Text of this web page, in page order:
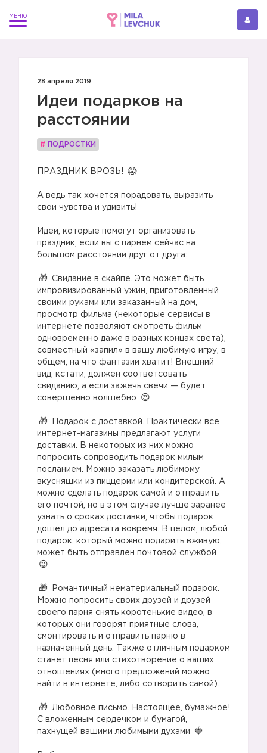
28 апреля 2019
Идеи подарков на
расстоянии
# ПОДРОСТКИ
ПРАЗДНИК ВРОЗЬ!
А ведь так хочется порадовать, выразить
свои чувства и удивить!
Идеи, которые помогут организовать
праздник, если вы с парнем сейчас на
большом расстоянии друг от друга:
Свидание в скайпе. Это может быть
импровизированный ужин, приготовленный
своими руками или заказанный на дом,
просмотр фильма (некоторые сервисы в
интернете позволяют смотреть фильм
одновременно даже в разных концах света),
совместный «запил» в вашу любимую игру, в
общем, на что фантазии хватит! Внешний
вид, кстати, должен соответсовать
свиданию, а если зажечь свечи — будет
совершенно волшебно
Подарок с доставкой. Практически все
интернет-магазины предлагают услуги
доставки. В некоторых из них можно
попросить сопроводить подарок милым
посланием. Можно заказать любимому
вкусняшки из пиццерии или кондитерской. А
можно сделать подарок самой и отправить
его почтой, но в этом случае лучше заранее
узнать о сроках доставки, чтобы подарок
дошёл до адресата вовремя. В целом, любой
подарок, который можно подарить вживую,
может быть отправлен почтовой службой
Романтичный нематериальный подарок.
Можно попросить своих друзей и друзей
своего парня снять коротенькие видео, в
которых они говорят приятные слова,
смонтировать и отправить парню в
назначенный день. Также отличным подарком
станет песня или стихотворение о ваших
отношениях (много предложений можно
найти в интернете, либо сотворить самой).
Любовное письмо. Настоящее, бумажное!
С вложенным сердечком и бумагой,
пахнущей вашими любимыми духами